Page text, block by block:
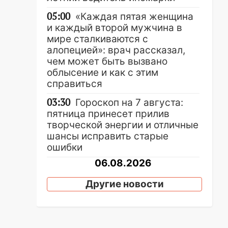
05:00 «Каждая пятая женщина
и каждый второй мужчина в
мире сталкиваются с
алопецией»: врач рассказал,
чем может быть вызвано
облысение и как с этим
справиться
03:30 Гороскоп на 7 августа:
пятница принесет прилив
творческой энергии и отличные
шансы исправить старые
ошибки
06.08.2026
23:20 Прогноз погоды на 7
августа в Ульяновской области
Другие новости